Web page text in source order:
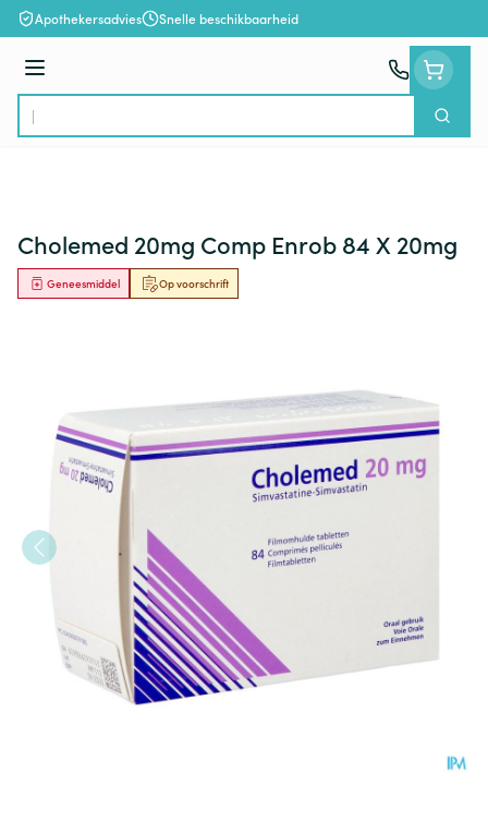
Ga naar de inhoud
Apothekersadvies Snelle beschikbaarheid
Menu
Product, merk, categorie...
Zoek
Cholemed 20mg Comp Enrob 84 X 20mg
Op voorschrift
Geneesmiddel